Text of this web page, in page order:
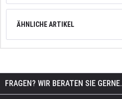
ÄHNLICHE ARTIKEL
FRAGEN? WIR BERATEN SIE GERNE.